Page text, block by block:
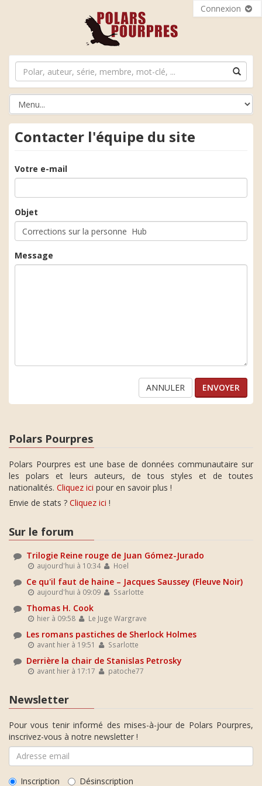
Connexion
Contacter l'équipe du site
Votre e-mail
Objet
Message
ANNULER
Polars Pourpres
Polars Pourpres est une base de données communautaire sur
les polars et leurs auteurs, de tous styles et de toutes
nationalités. Cliquez ici pour en savoir plus !
Envie de stats ? Cliquez ici !
Sur le forum
Trilogie Reine rouge de Juan Gómez-Jurado
aujourd'hui à 10:34 Hoel
Ce qu'il faut de haine – Jacques Saussey (Fleuve Noir)
aujourd'hui à 09:09 Ssarlotte
Thomas H. Cook
hier à 09:58 Le Juge Wargrave
Les romans pastiches de Sherlock Holmes
avant hier à 19:51 Ssarlotte
Derrière la chair de Stanislas Petrosky
avant hier à 17:17 patoche77
Newsletter
Pour vous tenir informé des mises-à-jour de Polars Pourpres,
inscrivez-vous à notre newsletter !
Inscription Désinscription